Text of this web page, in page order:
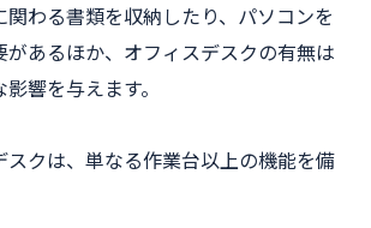
わる書類を収納したり、パソコンを
があるほか、オフィスデスクの有無は
響を与えます。
クは、単なる作業台以上の機能を備